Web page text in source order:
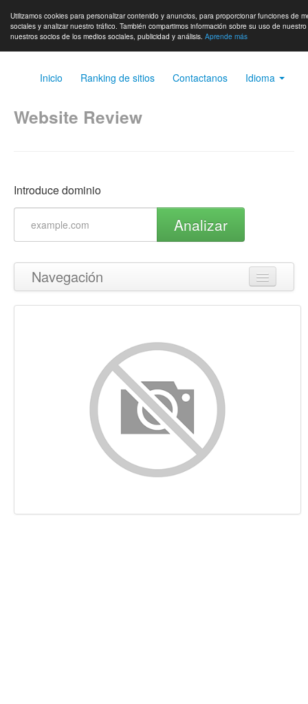
Utilizamos cookies para personalizar contenido y anuncios, para proporcionar funciones de
sociales y analizar nuestro tráfico. También compartimos información sobre su uso de
nuestros socios de los medios sociales, publicidad y análisis. Aprende más
Inicio Ranking de sitios Contactanos Idioma
Website Review
Introduce dominio
Analizar
Navegación
Volver arriba
Palabras Claves (Keywords)
Usabilidad
Documento